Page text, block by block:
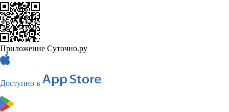
Приложение Суточно.ру
Доступно в